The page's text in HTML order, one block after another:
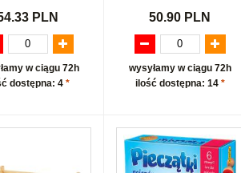
PLN
w ciągu 72h
dostępna: 4 *
50.90 PLN
wysyłamy w ciągu 72h
ilość dostępna: 14 *